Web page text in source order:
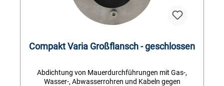
Compakt Varia Großflansch - geschlossen
Abdichtung von Mauerdurchführungen mit Gas-,
Wasser-, Abwasserrohren und Kabeln gegen